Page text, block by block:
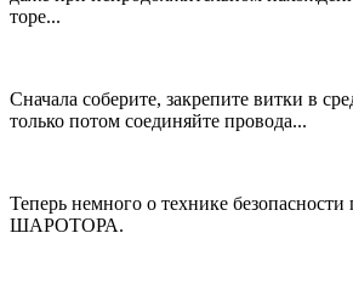
торе...
Сначала соберите, закрепите витки в
только потом соединяйте провода...
Теперь немного о технике безопасности
ШАРОТОРА.